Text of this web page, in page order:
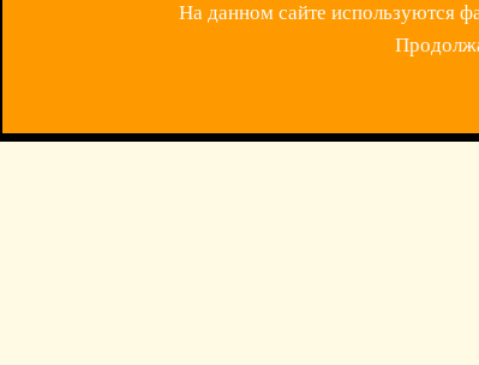
На данном сайте используются